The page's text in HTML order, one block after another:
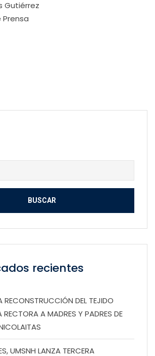
Gutiérrez
recientes
RECONSTRUCCIÓN DEL TEJIDO
A MADRES Y PADRES DE
UMSNH LANZA TERCERA